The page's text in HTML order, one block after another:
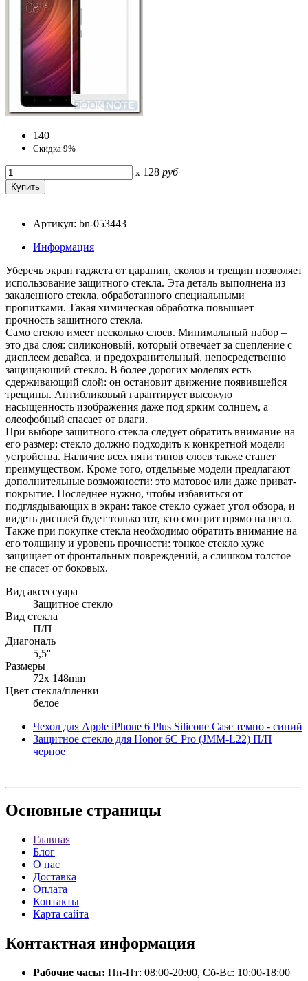
140
Скидка 9%
x 128 руб
Артикул: bn-053443
Информация
Уберечь экран гаджета от царапин, сколов и трещин позволяет
использование защитного стекла. Эта деталь выполнена из
закаленного стекла, обработанного специальными
пропитками. Такая химическая обработка повышает
прочность защитного стекла.
Само стекло имеет несколько слоев. Минимальный набор –
это два слоя: силиконовый, который отвечает за сцепление с
дисплеем девайса, и предохранительный, непосредственно
защищающий стекло. В более дорогих моделях есть
сдерживающий слой: он остановит движение появившейся
трещины. Антибликовый гарантирует высокую
насыщенность изображения даже под ярким солнцем, а
олеофобный спасает от влаги.
При выборе защитного стекла следует обратить внимание на
его размер: стекло должно подходить к конкретной модели
устройства. Наличие всех пяти типов слоев также станет
преимуществом. Кроме того, отдельные модели предлагают
дополнительные возможности: это матовое или даже приват-
покрытие. Последнее нужно, чтобы избавиться от
подглядывающих в экран: такое стекло сужает угол обзора, и
видеть дисплей будет только тот, кто смотрит прямо на него.
Также при покупке стекла необходимо обратить внимание на
его толщину и уровень прочности: тонкое стекло хуже
защищает от фронтальных повреждений, а слишком толстое
не спасет от боковых.
Вид аксессуара
Защитное стекло
Вид стекла
П/П
Диагональ
5,5''
Размеры
72x 148mm
Цвет стекла/пленки
белое
Чехол для Apple iPhone 6 Plus Silicone Case темно - синий
Защитное стекло для Honor 6C Pro (JMM-L22) П/П
черное
Основные страницы
Главная
Блог
О нас
Доставка
Оплата
Контакты
Карта сайта
Контактная информация
Рабочие часы: Пн-Пт: 08:00-20:00, Сб-Вс: 10:00-18:00